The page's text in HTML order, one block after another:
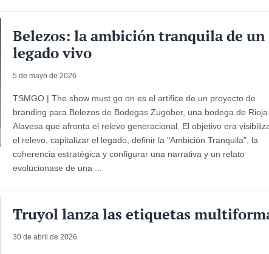
Belezos: la ambición tranquila de un
legado vivo
5 de mayo de 2026
TSMGO | The show must go on es el artifice de un proyecto de
branding para Belezos de Bodegas Zugober, una bodega de Rioja
Alavesa que afronta el relevo generacional. El objetivo era
el relevo, capitalizar el legado, definir la "Ambición Tranquila”, la
coherencia estratégica y configurar una narrativa y un relato
evolucionase de una ...
Truyol lanza las etiquetas
30 de abril de 2026